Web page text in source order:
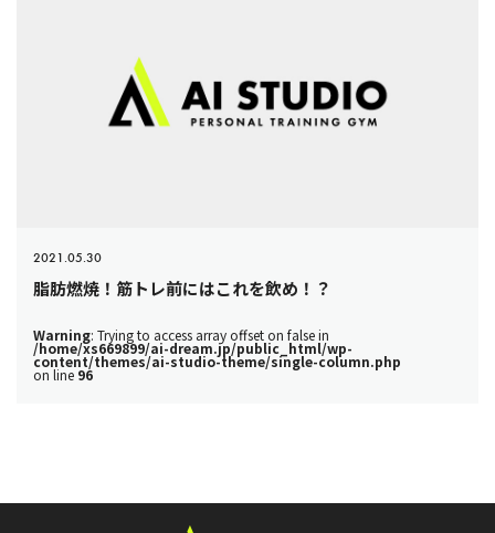
2021.05.30
脂肪燃焼！筋トレ前にはこれを飲め！？
Warning: Trying to access array offset on false in
/home/xs669899/ai-dream.jp/public_html/wp-
content/themes/ai-studio-theme/single-column.php
on line 96